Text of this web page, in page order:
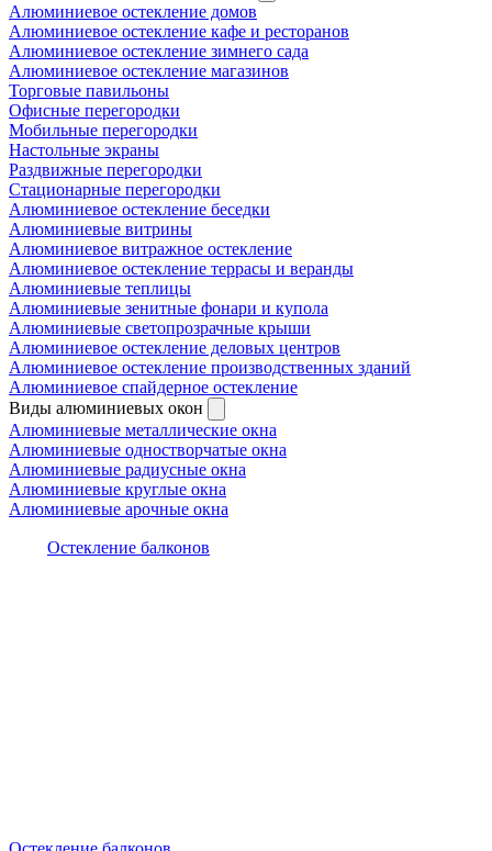
Алюминиевое остекление домов
Алюминиевое остекление кафе и ресторанов
Алюминиевое остекление зимнего сада
Алюминиевое остекление магазинов
Торговые павильоны
Офисные перегородки
Мобильные перегородки
Настольные экраны
Раздвижные перегородки
Стационарные перегородки
Алюминиевое остекление беседки
Алюминиевые витрины
Алюминиевое витражное остекление
Алюминиевое остекление террасы и веранды
Алюминиевые теплицы
Алюминиевые зенитные фонари и купола
Алюминиевые светопрозрачные крыши
Алюминиевое остекление деловых центров
Алюминиевое остекление производственных зданий
Алюминиевое спайдерное остекление
Виды алюминиевых окон
Алюминиевые металлические окна
Алюминиевые одностворчатые окна
Алюминиевые радиусные окна
Алюминиевые круглые окна
Алюминиевые арочные окна
Остекление балконов